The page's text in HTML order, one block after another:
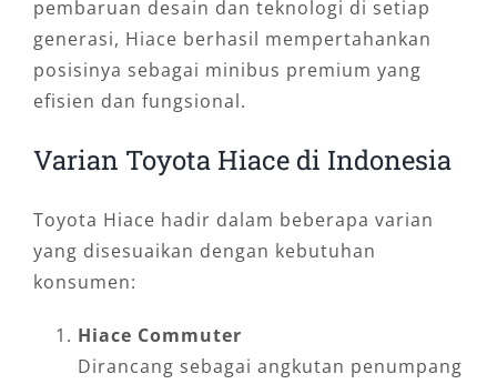
pembaruan desain dan teknologi di setiap
generasi, Hiace berhasil mempertahankan
posisinya sebagai minibus premium yang
efisien dan fungsional.
Varian Toyota Hiace di Indonesia
Toyota Hiace hadir dalam beberapa varian
yang disesuaikan dengan kebutuhan
konsumen:
Hiace Commuter
Dirancang sebagai angkutan penumpang